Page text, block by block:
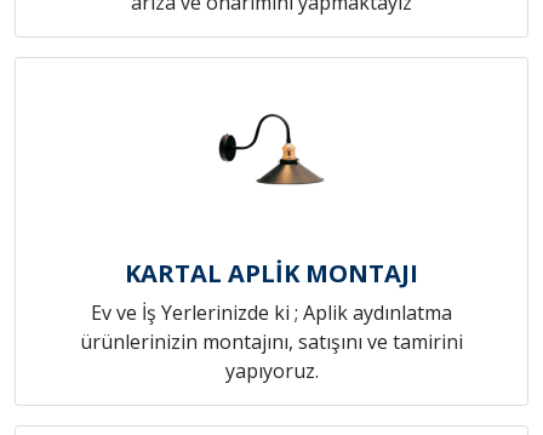
KARTAL APLİK MONTAJI
Ev ve İş Yerlerinizde ki ; Aplik aydınlatma
ürünlerinizin montajını, satışını ve tamirini
yapıyoruz.